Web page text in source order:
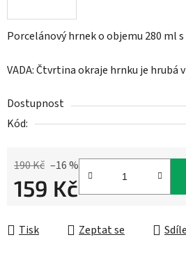
Porcelánový hrnek o objemu 280 ml
VADA: Čtvrtina okraje hrnku je hrubá
Dostupnost
Kód:
190 Kč –16 %
159 Kč
Tisk Zeptat se